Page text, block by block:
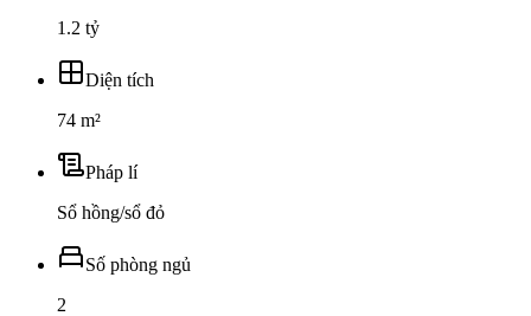
1.2 tỷ
Diện tích
74 m²
Pháp lí
Sổ hồng/sổ đỏ
Số phòng ngủ
2